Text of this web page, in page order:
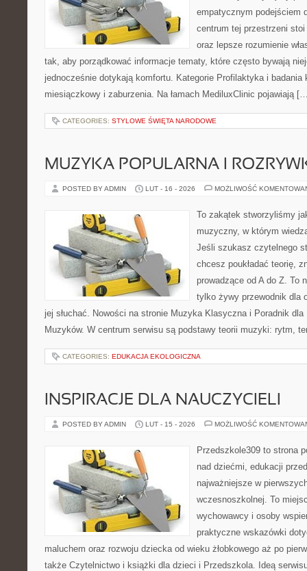
empatycznym podejściem
centrum tej przestrzeni
oraz lepsze rozumienie
tak, aby porządkować informacje tematy, które często bywają
jednocześnie dotykają komfortu. Kategorie Profilaktyka i badania
miesiączkowy i zaburzenia. Na łamach MediluxClinic pojawiają
CATEGORIES: STYLOWE ŚWIĘTA NARODOWE
MUZYKA POPULARNA I
POSTED BY ADMIN LUT - 16 - 2026 MOŻLIWOŚĆ
To zakątek stworzyliśmy
muzyczny, w którym
Jeśli szukasz czytelnego
chcesz poukładać teorię,
prowadzące od A do Z. To
tylko żywy przewodnik dla
jej słuchać. Nowości na stronie Muzyka Klasyczna i Poradnik dla
Muzyków. W centrum serwisu są podstawy teorii muzyki: rytm,
CATEGORIES: EDUKACJA EKOLOGICZNA
INSPIRACJE DLA NAUCZYCIELI
POSTED BY ADMIN LUT - 15 - 2026 MOŻLIWOŚĆ
Przedszkole309 to strona
nad dziećmi, edukacji
najważniejsze w
wczesnoszkolnej. To
wychowawcy i osoby
praktyczne wskazówki
maluchem oraz rozwoju dziecka od wieku żłobkowego aż po
także Czytelnictwo i książki dla dzieci i Przedszkola. Ideą